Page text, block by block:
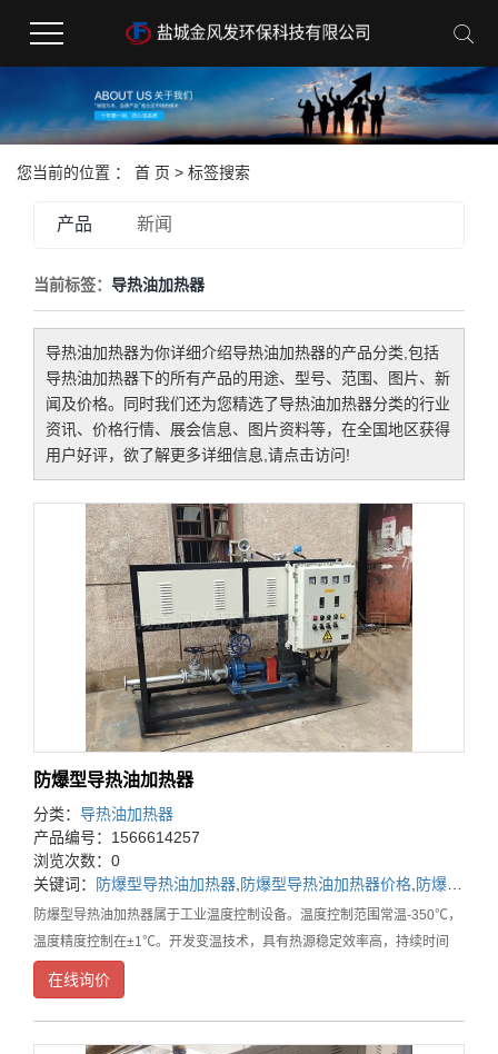
您当前的位置 ： 首 页 > 标签搜索
产品 新闻
当前标签： 导热油加热器
导热油加热器为你详细介绍导热油加热器的产品分类,包括
导热油加热器下的所有产品的用途、型号、范围、图片、新
闻及价格。同时我们还为您精选了导热油加热器分类的行业
资讯、价格行情、展会信息、图片资料等，在全国地区获得
用户好评，欲了解更多详细信息,请点击访问!
防爆型导热油加热器
分类： 导热油加热器
产品编号：1566614257
浏览次数：0
关键词：
防爆型导热油加热器 防爆型导热油加热器价格 防爆型导热油加热器生产厂家
防爆型导热油加热器属于工业温度控制设备。温度控制范围常温-350℃，
温度精度控制在±1℃。开发变温技术，具有热源稳定效率高，持续时间
长，等特点，广泛应用于，化工反应釜，印染纺织辊筒烘箱，压机板，等
工业设备控温。随着技术不断升级，复合各种要求
在线询价